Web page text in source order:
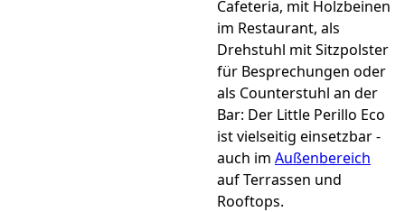
Cafeteria, mit Holzbeinen
im Restaurant, als
Drehstuhl mit Sitzpolster
für Besprechungen oder
als Counterstuhl an der
Bar: Der Little Perillo Eco
ist vielseitig einsetzbar -
auch im Außenbereich
auf Terrassen und
Rooftops.